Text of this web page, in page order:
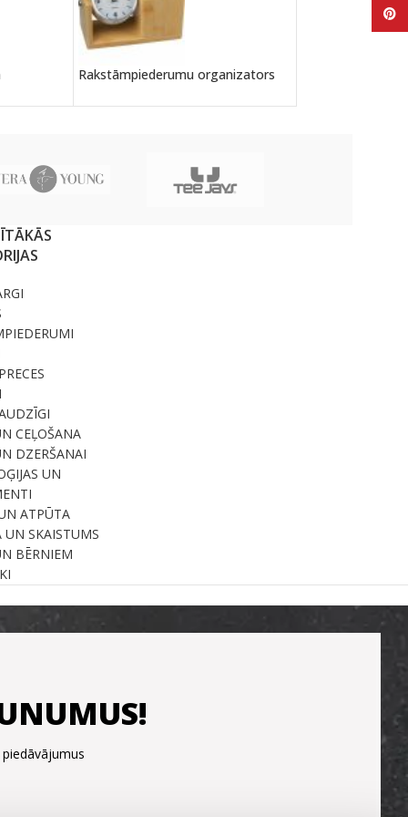
Rakstāmpiederumu organizators
CEĻOŠANA
DZERŠANAI
UN
ATPŪTA
UN SKAISTUMS
BĒRNIEM